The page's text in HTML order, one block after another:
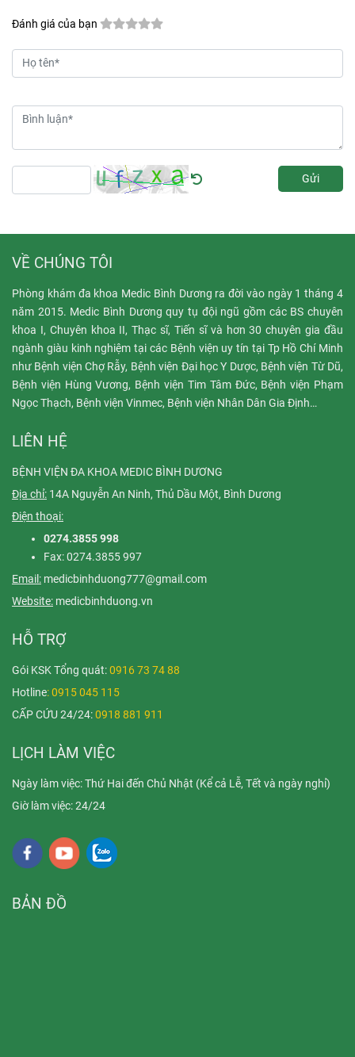
Đánh giá của bạn
Gửi
VỀ CHÚNG TÔI
Phòng khám đa khoa Medic Bình Dương ra đời vào ngày 1 tháng 4
năm 2015. Medic Bình Dương quy tụ đội ngũ gồm các BS chuyên
khoa I, Chuyên khoa II, Thạc sĩ, Tiến sĩ và hơn 30 chuyên gia đầu
ngành giàu kinh nghiệm tại các Bệnh viện uy tín tại Tp Hồ Chí Minh
như Bệnh viện Chợ Rẫy, Bệnh viện Đại học Y Dược, Bệnh viện Từ Dũ,
Bệnh viện Hùng Vương, Bệnh viện Tim Tâm Đức, Bệnh viện Phạm
Ngọc Thạch, Bệnh viện Vinmec, Bệnh viện Nhân Dân Gia Định…
LIÊN HỆ
BỆNH VIỆN ĐA KHOA MEDIC BÌNH DƯƠNG
Địa chỉ: 14A Nguyễn An Ninh, Thủ Dầu Một, Bình Dương
Điện thoại:
0274.3855 998
Fax: 0274.3855 997
Email: medicbinhduong777@gmail.com
Website: medicbinhduong.vn
HỖ TRỢ
Gói KSK Tổng quát:0916 73 74 88
Hotline: 0915 045 115
CẤP CỨU 24/24:0918 881 911
LỊCH LÀM VIỆC
Ngày làm việc: Thứ Hai đến Chủ Nhật (Kể cả Lễ, Tết và ngày nghỉ)
Giờ làm việc: 24/24
BẢN ĐỒ